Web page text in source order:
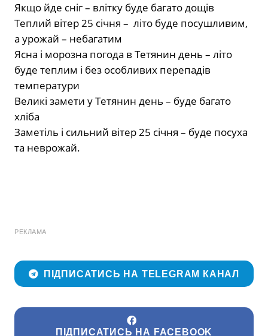
Якщо йде сніг – влітку буде багато дощів
Теплий вітер 25 січня – літо буде посушливим,
а урожай – небагатим
Ясна і морозна погода в Тетянин день – літо
буде теплим і без особливих перепадів
температури
Великі замети у Тетянин день – буде багато
хліба
Заметіль і сильний вітер 25 січня – буде посуха
та неврожай.
РЕКЛАМА
ПІДПИСАТИСЬ НА TELEGRAM КАНАЛ
ПІДПИСАТИСЬ НА FACEBOOK